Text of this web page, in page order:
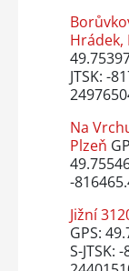
Hrádek,
JTSK: -
Na
Plzeň
-
Jižní
GPS:
S-JTSK: